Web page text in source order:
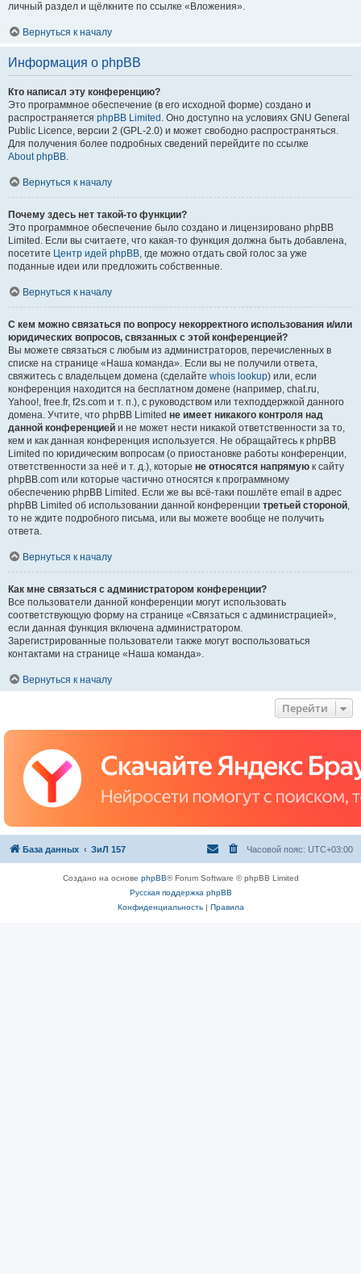
личный раздел и щёлкните по ссылке «Вложения».
Вернуться к началу
Информация о phpBB
Кто написал эту конференцию?
Это программное обеспечение (в его исходной форме) создано и
распространяется phpBB Limited . Оно доступно на условиях GNU General
Public Licence, версии 2 (GPL-2.0) и может свободно распространяться.
Для получения более подробных сведений перейдите по ссылке
About phpBB.
Вернуться к началу
Почему здесь нет такой-то функции?
Это программное обеспечение было создано и лицензировано phpBB
Limited. Если вы считаете, что какая-то функция должна быть добавлена,
посетите Центр идей phpBB, где можно отдать свой голос за уже
поданные идеи или предложить собственные.
Вернуться к началу
С кем можно связаться по вопросу некорректного использования и/или
юридических вопросов, связанных с этой конференцией?
Вы можете связаться с любым из администраторов, перечисленных в
списке на странице «Наша команда». Если вы не получили ответа,
свяжитесь с владельцем домена (сделайте whois lookup) или, если
конференция находится на бесплатном домене (например, chat.ru,
Yahoo!, free.fr, f2s.com и т. п.), с руководством или техподдержкой данного
домена. Учтите, что phpBB Limited не имеет никакого контроля над
данной конференцией и не может нести никакой ответственности за то,
кем и как данная конференция используется. Не обращайтесь к phpBB
Limited по юридическим вопросам (о приостановке работы конференции,
ответственности за неё и т. д.), которые не относятся напрямую к сайту
phpBB.com или которые частично относятся к программному
обеспечению phpBB Limited. Если же вы всё-таки пошлёте email в адрес
phpBB Limited об использовании данной конференции третьей стороной,
то не ждите подробного письма, или вы можете вообще не получить
ответа.
Вернуться к началу
Как мне связаться с администратором конференции?
Все пользователи данной конференции могут использовать
соответствующую форму на странице «Связаться с администрацией»,
если данная функция включена администратором.
Зарегистрированные пользователи также могут воспользоваться
контактами на странице «Наша команда».
Вернуться к началу
Перейти
База данных ЗиЛ 157 Часовой пояс: UTC+03:00
Создано на основе phpBB® Forum Software © phpBB Limited
Русская поддержка phpBB
Конфиденциальность| Правила